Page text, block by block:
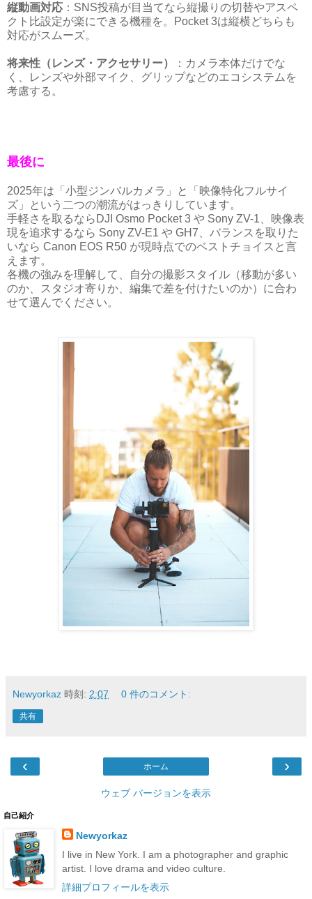
縦動画対応 ：SNS投稿が目当てなら縦撮りの切替やアスペ
クト比設定が楽にできる機種を。Pocket 3は縦横どちらも
対応がスムーズ。
将来性（レンズ・アクセサリー）
：カメラ本体だけでな
く、レンズや外部マイク、グリップなどのエコシステムを
考慮する。
最後に
2025年は「小型ジンバルカメラ」と「映像特化フルサイ
ズ」という二つの潮流がはっきりしています。
手軽さを取るならDJI Osmo Pocket 3 や Sony ZV-1、映像表
現を追求するなら Sony ZV-E1 や GH7、バランスを取りた
いなら Canon EOS R50 が現時点でのベストチョイスと言
えます。
各機の強みを理解して、自分の撮影スタイル（移動が多い
のか、スタジオ寄りか、編集で差を付けたいのか）に合わ
せて選んでください。
Newyorkaz 時刻: 2:07 0 件のコメント:
共有
‹ ›
ホーム
ウェブ バージョンを表示
自己紹介
Newyorkaz
I live in New York. I am a photographer and graphic
artist. I love drama and video culture.
詳細プロフィールを表示